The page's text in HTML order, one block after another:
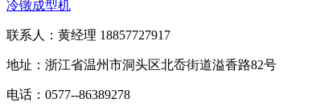
冷镦成型机
联系人：黄经理 18857727917
地址：浙江省温州市洞头区北岙街道溢香路82号
电话：0577--86389278